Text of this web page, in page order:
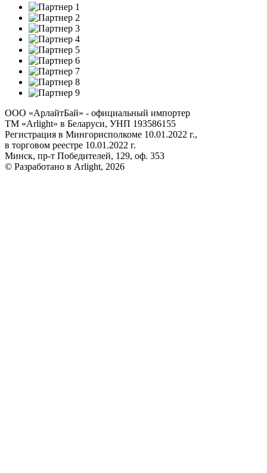
ООО «АрлайтБай» - официальный импортер
ТМ «Arlight» в Беларуси, УНП 193586155
Регистрация в Мингорисполкоме 10.01.2022 г.,
в торговом реестре 10.01.2022 г.
Минск, пр-т Победителей, 129, оф. 353
© Разработано в Arlight, 2026